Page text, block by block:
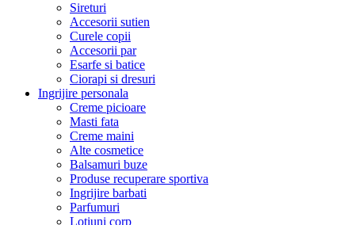
Sireturi
Accesorii sutien
Curele copii
Accesorii par
Esarfe si batice
Ciorapi si dresuri
Ingrijire personala
Creme picioare
Masti fata
Creme maini
Alte cosmetice
Balsamuri buze
Produse recuperare sportiva
Ingrijire barbati
Parfumuri
Lotiuni corp